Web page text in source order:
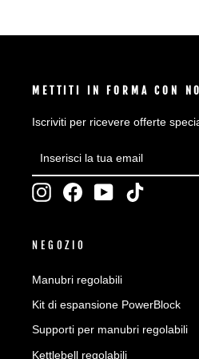
METTITI IN FORMA CON
Iscriviti per ricevere offerte
LA
TUA
EMAIL
InstagramFacebookYouTube
NEGOZIO
Manubri regolabili
Kit di espansione PowerBlock
Supporti per manubri regolabili
Kettlebell regolabili